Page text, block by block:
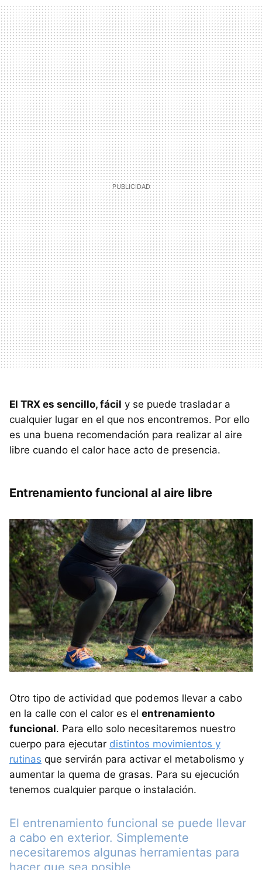
El TRX es sencillo, fácil y se puede trasladar a
cualquier lugar en el que nos encontremos. Por ello
es una buena recomendación para realizar al aire
libre cuando el calor hace acto de presencia.
Entrenamiento funcional al aire libre
Otro tipo de actividad que podemos llevar a cabo
en la calle con el calor es el entrenamiento
funcional. Para ello solo necesitaremos nuestro
cuerpo para ejecutar distintos movimientos y
rutinas que servirán para activar el metabolismo y
aumentar la quema de grasas. Para su ejecución
tenemos cualquier parque o instalación.
El entrenamiento funcional se puede llevar
a cabo en exterior. Simplemente
necesitaremos algunas herramientas para
hacer que sea posible